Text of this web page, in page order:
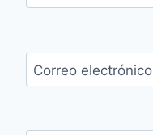
Correo electrónico